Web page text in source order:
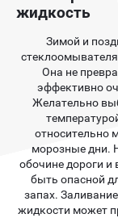
жидкость
Зимой и
Она не
эффективно
Желательно
относительно
морозные дни.
обочине дороги и
быть опасной
запах.
жидкости может